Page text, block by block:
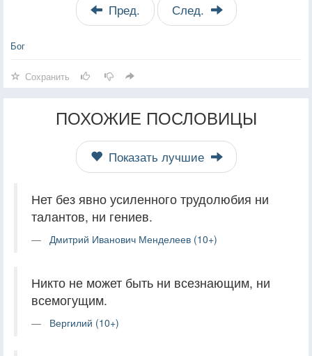
Пред. След.
Бог
Сохранить
ПОХОЖИЕ ПОСЛОВИЦЫ
Показать лучшие
Нет без явно усиленного трудолюбия ни
талантов, ни гениев.
Дмитрий Иванович Менделеев (10+)
Никто не может быть ни всезнающим, ни
всемогущим.
Вергилий (10+)